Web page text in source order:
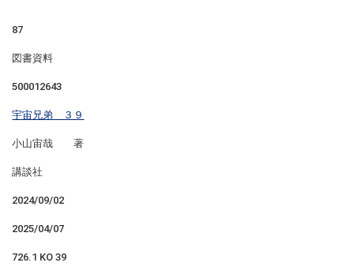
87
図書資料
500012643
宇宙兄弟 ３９
小山宙哉 著
講談社
2024/09/02
2025/04/07
726.1 KO 39